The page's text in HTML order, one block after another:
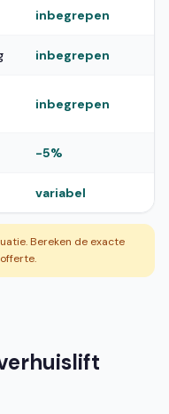
inbegrepen
inbegrepen
inbegrepen
-5%
variabel
Bereken de exacte